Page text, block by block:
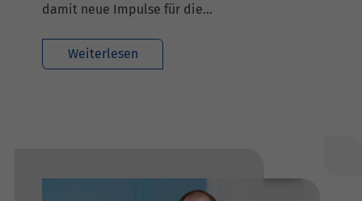
damit neue Impulse für die…
Weiterlesen